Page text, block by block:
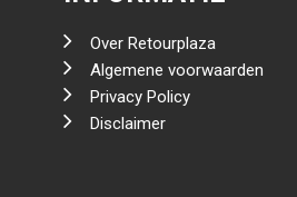
Over Retourplaza
Algemene voorwaarden
Privacy Policy
Disclaimer